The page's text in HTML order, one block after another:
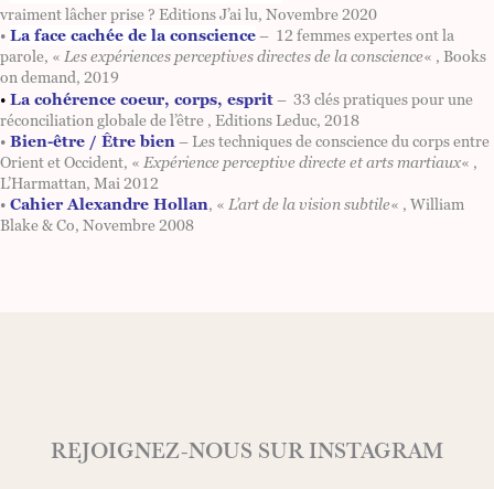
vraiment lâcher prise ? Editions J’ai lu, Novembre 2020
• La face cachée de la conscience– 12 femmes expertes ont la
parole, « Les expériences perceptives directes de la conscience« , Books
on demand, 2019
• La cohérence coeur, corps, esprit– 33 clés pratiques pour une
réconciliation globale de l’être , Editions Leduc, 2018
• Bien-être / Être bien– Les techniques de conscience du corps entre
Orient et Occident, « Expérience perceptive directe et arts martiaux« ,
L’Harmattan, Mai 2012
• Cahier Alexandre Hollan, « L’art de la vision subtile« , William
Blake & Co, Novembre 2008
REJOIGNEZ-NOUS SUR INSTAGRAM